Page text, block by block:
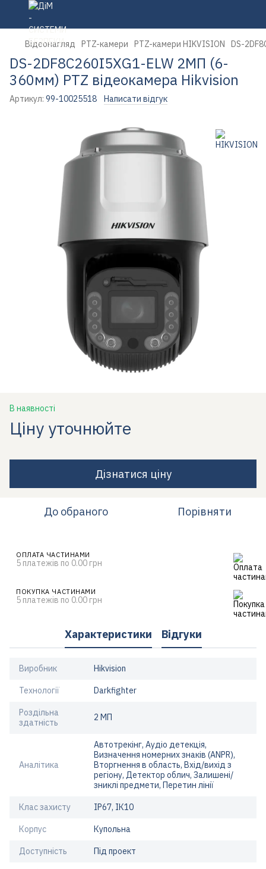
Відеонагляд PTZ-камери PTZ-камери HIKVISION DS-
DS-2DF8C260I5XG1-ELW 2МП (6-
360мм) PTZ відеокамера Hikvision
Артикул: 99-10025518 Написати відгук
В наявності
Ціну уточнюйте
Дізнатися ціну
До обраного Порівняти
ОПЛАТА ЧАСТИНАМИ
5 платежів по 0.00 грн
ПОКУПКА ЧАСТИНАМИ
5 платежів по 0.00 грн
Характеристики Відгуки
Виробник Hikvision
Технології Darkfighter
Роздільна
здатність
2 МП
Аналітика
Автотрекінг, Аудіо детекція,
Визначення номерних знаків (ANPR),
Вторгнення в область, Вхід/вихід з
регіону, Детектор облич, Залишені/
зниклі предмети, Перетин лінії
Клас захисту IP67, ІК10
Корпус Купольна
Доступність Під проект